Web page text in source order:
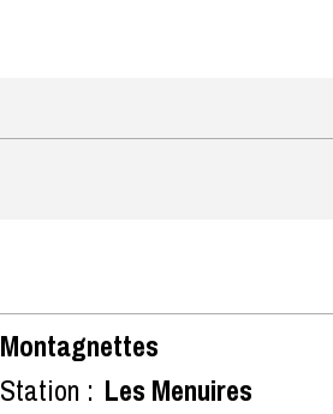
Montagnettes
Station : Les Menuires